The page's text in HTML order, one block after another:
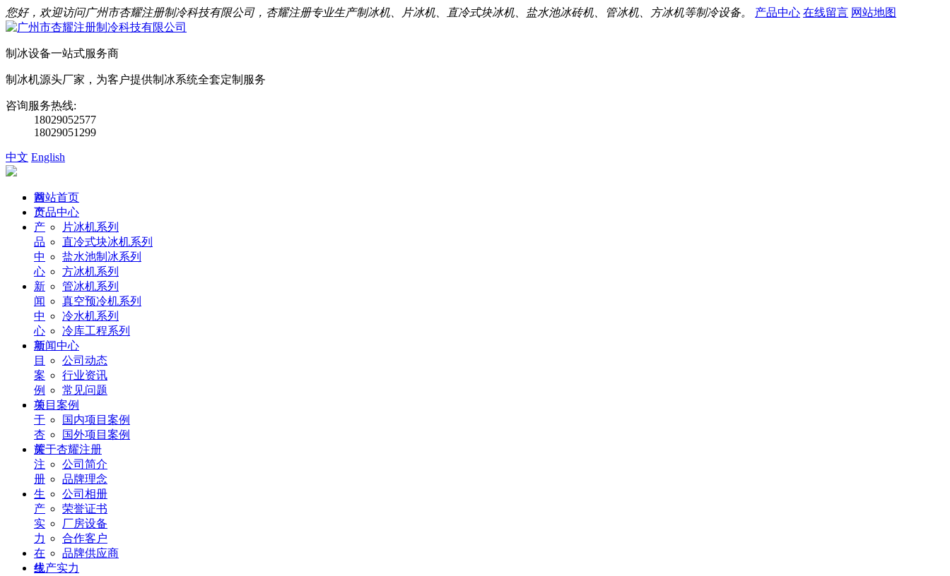
您好，欢迎访问广州市杏耀注册制冷科技有限公司，杏耀注册专业生产制冰机、片冰机、直冷式块冰机、盐水池冰砖机、管冰机、方冰机等制冷设备。 产品中心 在线留言 网站地图
制冰设备一站式服务商
制冰机源头厂家，为客户提供制冰系统全套定制服务
咨询服务热线:
18029052577
18029051299
中文 English
首
页
产
品
中
心
新
闻
中
心
项
目
案
例
关
于
杏
耀
注
册
生
产
实
力
在
线
网站首页
产品中心
片冰机系列
直冷式块冰机系列
盐水池制冰系列
方冰机系列
管冰机系列
真空预冷机系列
冷水机系列
冷库工程系列
新闻中心
公司动态
行业资讯
常见问题
项目案例
国内项目案例
国外项目案例
关于杏耀注册
公司简介
品牌理念
公司相册
荣誉证书
厂房设备
合作客户
品牌供应商
生产实力